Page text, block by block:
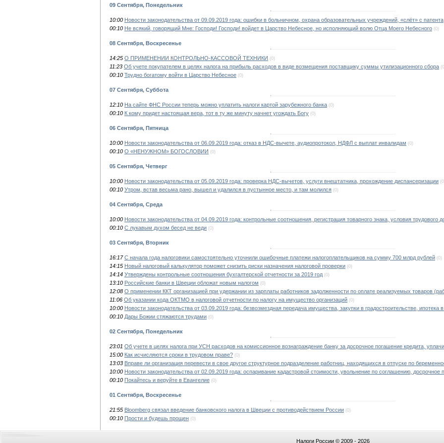
09 Сентября, Понедельник
10:00 Новости законодательства от 09.09.2019 года: ошибки в больничном, охрана образовательных учреждений, «слёт» с патента
00:10 Не всякий, говорящий Мне: Господи! Господи! войдет в Царство Небесное, но исполняющий волю Отца Моего Небесного (0)
08 Сентября, Воскресенье
14:25 О ПРИМЕНЕНИИ КОНТРОЛЬНО-КАССОВОЙ ТЕХНИКИ (0)
11:23 Об учете покупателем в целях налога на прибыль расходов в виде возмещения поставщику суммы утилизационного сбора
00:10 Трудно богатому войти в Царство Небесное (0)
07 Сентября, Суббота
12:10 На сайте ФНС России теперь можно уплатить налоги картой зарубежного банка (0)
00:10 К кому придет настоящая вера, тот в ту же минуту начнет угождать Богу (0)
06 Сентября, Пятница
10:00 Новости законодательства от 06.09.2019 года: отказ в НДС-вычете, аудиопротокол, НДФЛ с выплат инвалидам (0)
00:10 О «НЕНУЖНОМ» БОГОСЛОВИИ (0)
05 Сентября, Четверг
10:00 Новости законодательства от 05.09.2019 года: проверка НДС-вычетов, услуги внештатника, прохождение диспансеризации
00:10 Утром, встав весьма рано, вышел и удалился в пустынное место, и там молился (0)
04 Сентября, Среда
10:00 Новости законодательства от 04.09.2019 года: контрольные соотношения, регистрация товарного знака, условия трудового
00:10 С лукавым духом бесед не веди (0)
03 Сентября, Вторник
16:17 С начала года налоговики самостоятельно уточнили ошибочные платежи налогоплательщиков на сумму 700 млрд рублей (0)
14:15 Новый налоговый калькулятор поможет снизить риски назначения налоговой проверки (0)
14:14 Утверждены контрольные соотношения бухгалтерской отчетности за 2019 год (0)
13:10 Российские банки в Швеции обложат новым налогом (0)
12:08 О применении ККТ организацией при удержании из зарплаты работников задолженности по оплате реализуемых товаров
11:06 Об указании кода ОКТМО в налоговой отчетности по налогу на имущество организаций (0)
10:00 Новости законодательства от 03.09.2019 года: безвозмездная передача имущества, закупки в градостроительстве, ипотека
00:10 Дары Божии стяжаются трудами (0)
02 Сентября, Понедельник
23:01 Об учете в целях налога при УСН расходов на комиссионное вознаграждение банку за досрочное погашение кредита,
15:00 Как исчисляются сроки в трудовом праве? (0)
13:03 Вправе ли организация перевести в свое другое структурное подразделение работниц, находящихся в отпуске по
10:00 Новости законодательства от 02.09.2019 года: оспаривание кадастровой стоимости, увольнение по соглашению, досрочное
00:10 Покайтесь и веруйте в Евангелие (0)
01 Сентября, Воскресенье
21:55 Bloomberg связал введение банковского налога в Швеции с противодействием России (0)
00:10 Прости и будешь прощен (0)
Налоги России © 2009 - 2026